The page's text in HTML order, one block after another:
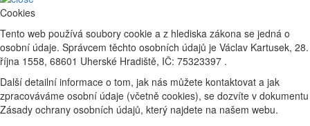
Cookies
Tento web používá soubory cookie a z hlediska zákona se jedná o
osobní údaje. Správcem těchto osobních údajů je Václav Kartusek, 28.
října 1558, 68601 Uherské Hradiště, IČ: 75323397 .
Další detailní informace o tom, jak nás můžete kontaktovat a jak
zpracováváme osobní údaje (včetně cookies), se dozvíte v dokumentu
Zásady ochrany osobních údajů, který najdete na našem webu.